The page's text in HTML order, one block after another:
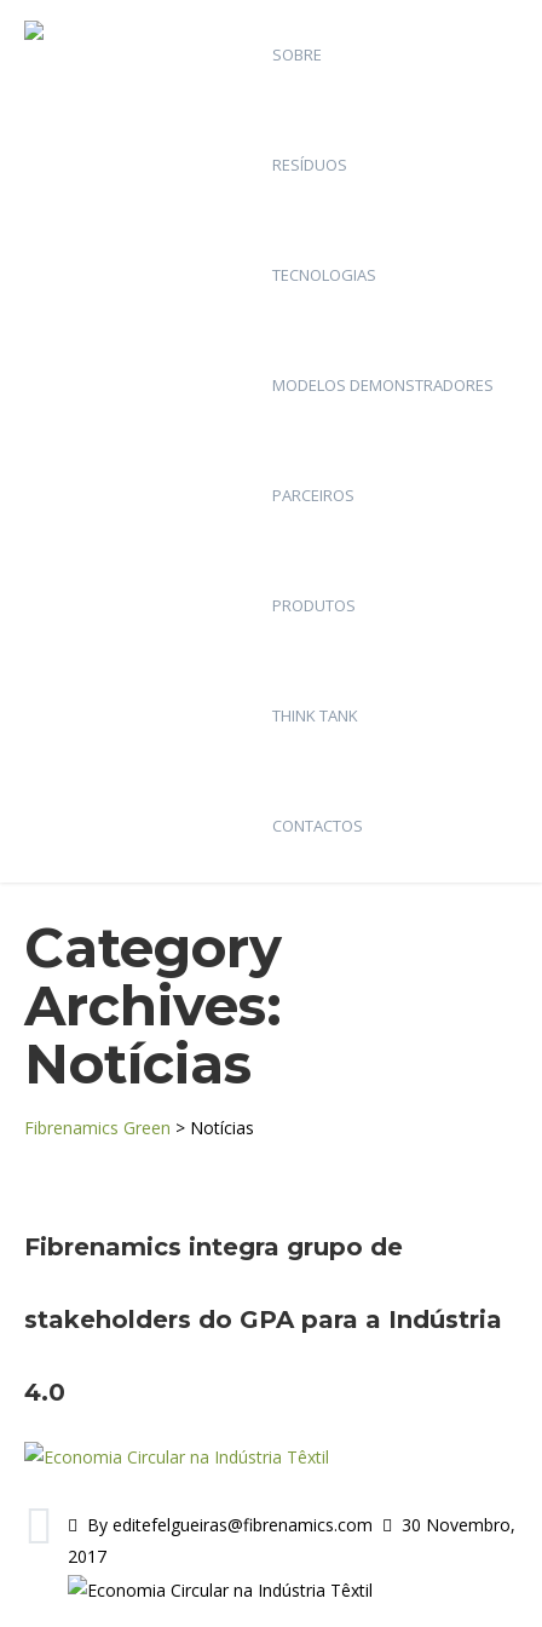
SOBRE
RESÍDUOS
TECNOLOGIAS
MODELOS DEMONSTRADORES
PARCEIROS
PRODUTOS
THINK TANK
CONTACTOS
Category
Archives:
Notícias
Fibrenamics Green > Notícias
Fibrenamics integra grupo de
stakeholders do GPA para a Indústria
4.0
By editefelgueiras@fibrenamics.com
30 Novembro,
2017